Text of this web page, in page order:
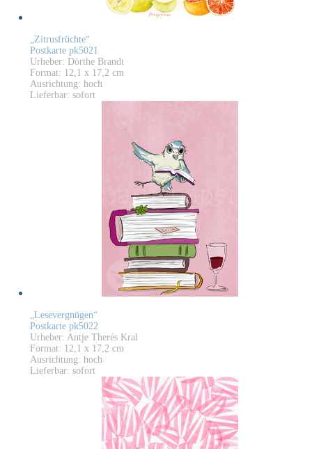
„Zitrusfrüchte“
Postkarte pk5021
Urheber: Dörthe Brandt
Format: 12,1 x 17,2 cm
Ausrichtung: hoch
Lieferbar: sofort
„Lesevergnügen“
Postkarte pk5022
Urheber: Antje Therés Kral
Format: 12,1 x 17,2 cm
Ausrichtung: hoch
Lieferbar: sofort